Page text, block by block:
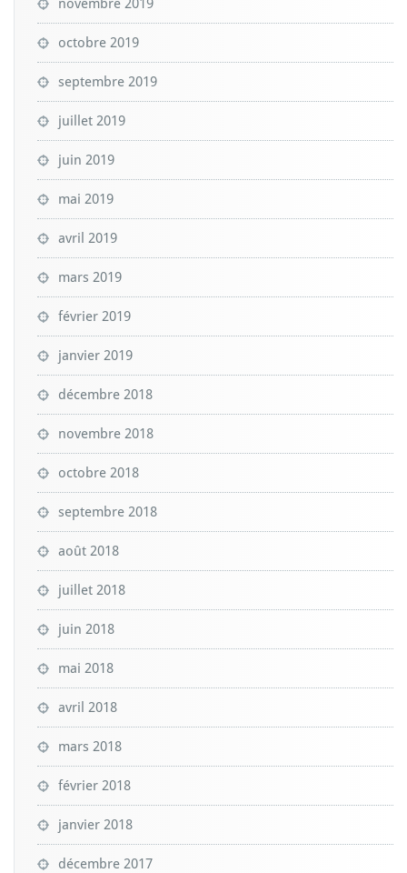
octobre 2019
septembre 2019
juillet 2019
juin 2019
mai 2019
avril 2019
mars 2019
février 2019
janvier 2019
décembre 2018
novembre 2018
octobre 2018
septembre 2018
août 2018
juillet 2018
juin 2018
mai 2018
avril 2018
mars 2018
février 2018
janvier 2018
décembre 2017